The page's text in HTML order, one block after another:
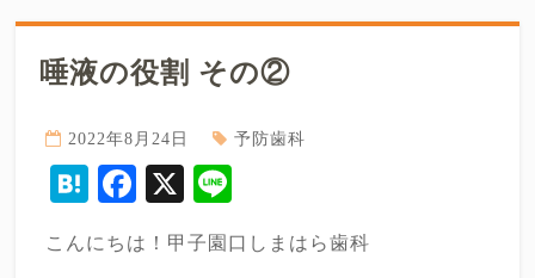
唾液の役割 その②
2022年8月24日 予防歯科
HatenaFacebook
X
こんにちは！甲子園口しまはら歯科